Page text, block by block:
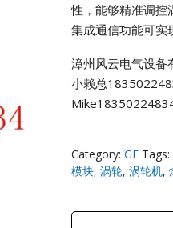
性，能够精准调控
集成通信功能可实
漳州风云电气设备
小赖总
Category: GE Tags:
模块, 涡轮, 涡轮机,